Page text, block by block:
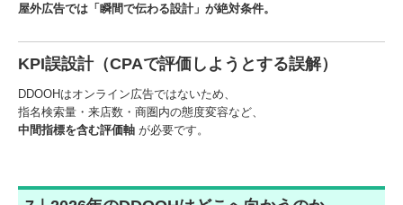
屋外広告では「瞬間で伝わる設計」が絶対条件。
KPI誤設計（CPAで評価しようとする誤解）
DDOOHはオンライン広告ではないため、
指名検索量・来店数・商圏内の態度変容など、
中間指標を含む評価軸 が必要です。